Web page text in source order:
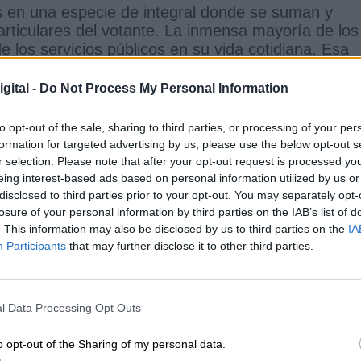
- Do Not Process My Personal Information
opt-out of the sale, sharing to third parties, or processing of your
for targeted advertising by us, please use the below opt-out
selection. Please note that after your opt-out request is processed
interest-based ads based on personal information utilized by us
to third parties prior to your opt-out. You may separately
of your personal information by third parties on the IAB’s list of
This information may also be disclosed by us to third parties on the
Participants that may further disclose it to other third parties.
Data Processing Opt Outs
opt-out of the Sharing of my personal data.
una especie de integral donde se suman y
del votante. La inmensa mayoría de los
los servicios públicos en su vida cotidiana. Esa
o universitaria privadas para sus
a una pequeña minoría de votantes no le
PP obtuvo mayorías en muchos barrios
ideológica a favor de la derecha, o en
en los votantes madrileños que sus
habló en su campaña de los servicios
abiertamente sus intenciones— y si lo
de su idea de libertad, de su confrontación
sus pactos con el independentismo catalán.
sus intereses, la componente ideológica.
de las personas para poder llevar una vida
suficientes recursos para comer, acceder a
y protección en la vejez. La ETA, el
tal vez su importancia pero esta es muy